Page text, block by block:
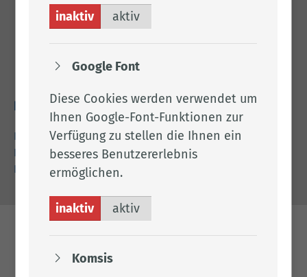
Adresse
49661 Cloppenburg
Rechtliches
Impressum
Datenschutz
Barrierefreiheit
inaktiv aktiv
Google Font
Diese Cookies werden verwendet um
Ihnen Google-Font-Funktionen zur
Verfügung zu stellen die Ihnen ein
besseres Benutzererlebnis
ermöglichen.
inaktiv aktiv
Komsis